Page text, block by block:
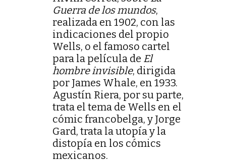
Guerra de los mundos,
realizada en 1902, con las
indicaciones del propio
Wells, o el famoso cartel
para la película de El
hombre invisible, dirigida
por James Whale, en 1933.
Agustín Riera, por su parte,
trata el tema de Wells en el
cómic francobelga, y Jorge
Gard, trata la utopía y la
distopía en los cómics
mexicanos.